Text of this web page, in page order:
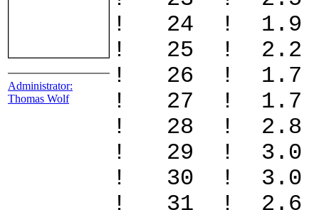
Administrator:
Thomas Wolf
! 24 !
! 25 !
! 26 !
! 27 !
! 28 !
! 29 !
! 30 !
! 31 ! 2.6